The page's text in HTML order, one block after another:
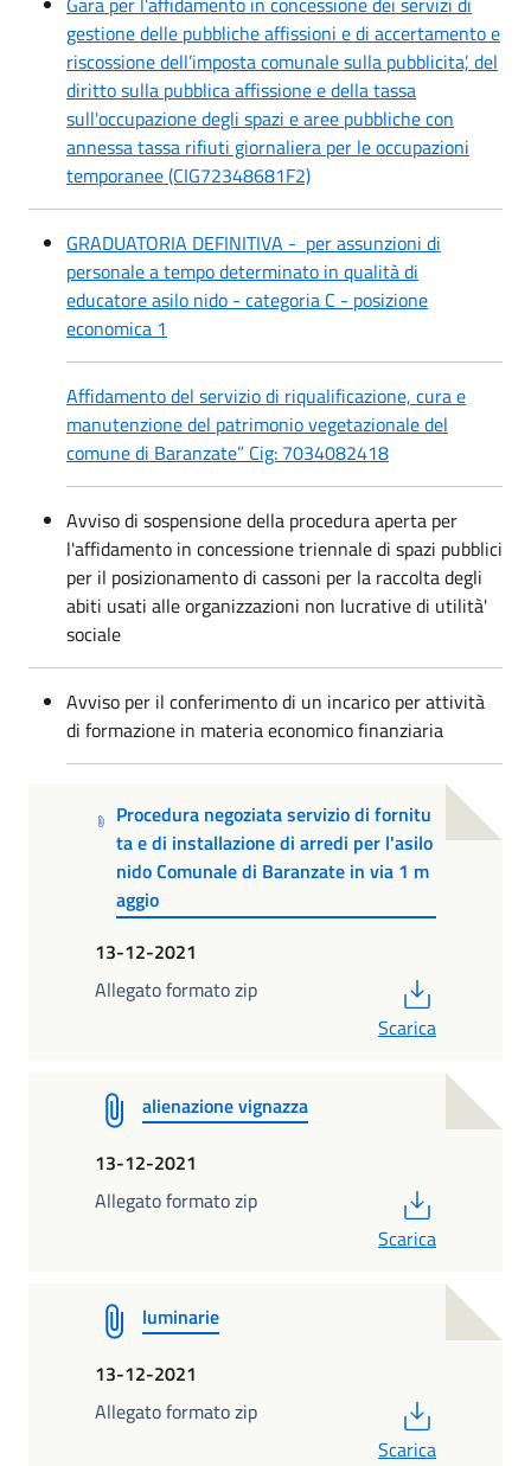
gestione delle pubbliche affissioni e di accertamento e
riscossione dell’imposta comunale sulla pubblicita’, del
diritto sulla pubblica affissione e della tassa
sull'occupazione degli spazi e aree pubbliche con
annessa tassa rifiuti giornaliera per le occupazioni
temporanee (CIG72348681F2)
GRADUATORIA DEFINITIVA - per assunzioni di
personale a tempo determinato in qualità di
educatore asilo nido - categoria C - posizione
economica 1
Affidamento del servizio di riqualificazione, cura e
manutenzione del patrimonio vegetazionale del
comune di Baranzate” Cig: 7034082418
Avviso di sospensione della procedura aperta per
l'affidamento in concessione triennale di spazi pubblici
per il posizionamento di cassoni per la raccolta degli
abiti usati alle organizzazioni non lucrative di utilità'
sociale
Avviso per il conferimento di un incarico per attività
di formazione in materia economico finanziaria
Procedura negoziata servizio di fornitu
ta e di installazione di arredi per l'asilo
nido Comunale di Baranzate in via 1 m
aggio
13-12-2021
Allegato formato zip
Scarica
alienazione vignazza
13-12-2021
Allegato formato zip
Scarica
luminarie
13-12-2021
Allegato formato zip
Scarica